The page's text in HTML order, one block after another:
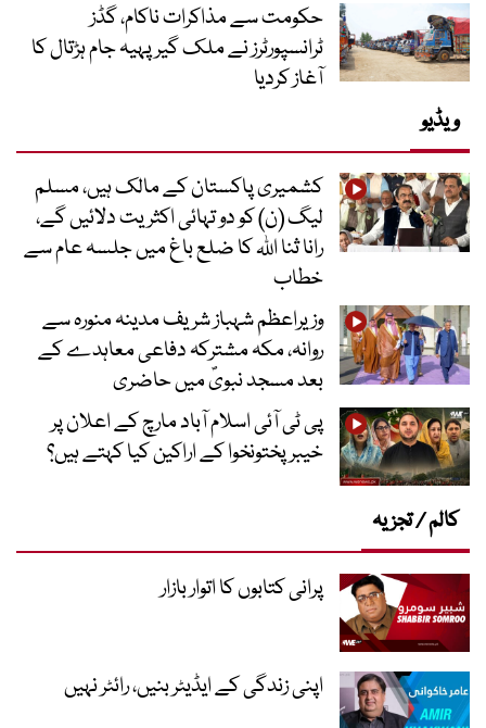
حکومت سے مذاکرات ناکام، گڈز
ٹرانسپورٹرز نے ملک گیر پہیہ جام ہڑتال کا
آغاز کردیا
ویڈیو
کشمیری پاکستان کے مالک ہیں، مسلم
لیگ (ن) کو دو تہائی اکثریت دلائیں گے،
رانا ثنا اللہ کا ضلع باغ میں جلسہ عام سے
خطاب
وزیراعظم شہباز شریف مدینہ منورہ سے
روانہ، مکہ مشترکہ دفاعی معاہدے کے
بعد مسجد نبویؐ میں حاضری
پی ٹی آئی اسلام آباد مارچ کے اعلان پر
خیبر پختونخوا کے اراکین کیا کہتے ہیں؟
کالم / تجزیہ
پرانی کتابوں کا اتوار بازار
اپنی زندگی کے ایڈیٹر بنیں، رائٹر نہیں